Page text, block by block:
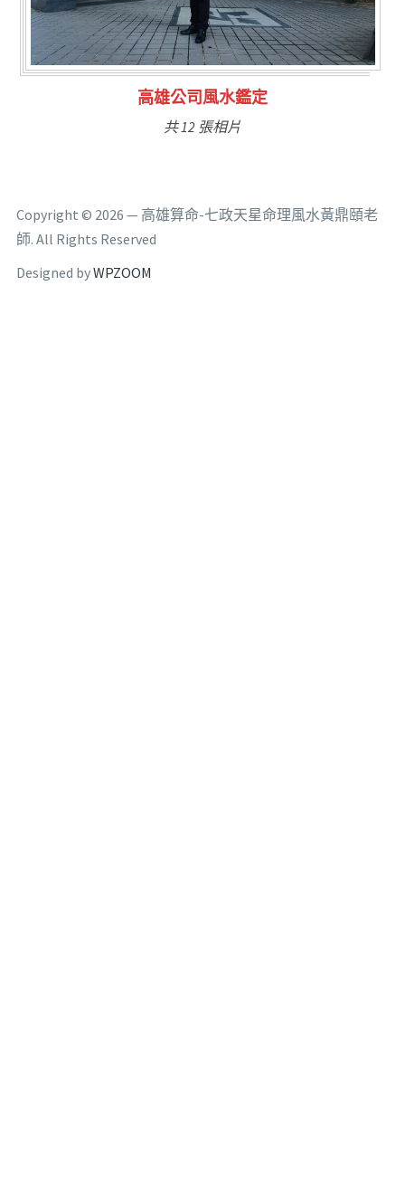
林氏福主量子生基造命
共 6 張相片
Copyright © 2026 — 高雄算命-七政天星命理風水黃鼎頤老
師. All Rights Reserved
Designed byWPZOOM